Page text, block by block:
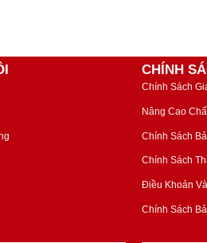
CHÍNH
Chính Sách
Nâng Cao
Chính Sách
Chính Sách
Điều Khoản
Chính Sách